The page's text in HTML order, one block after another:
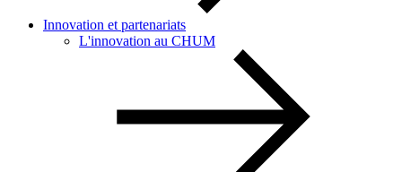
Innovation et partenariats
L'innovation au CHUM